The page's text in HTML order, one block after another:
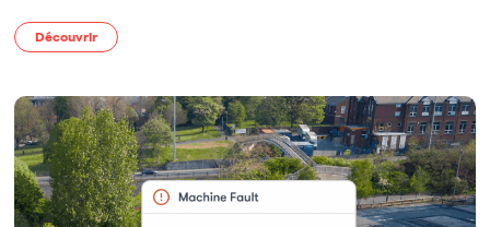
Découvrir